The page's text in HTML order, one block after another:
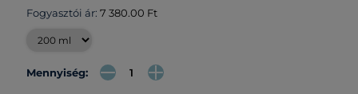
Fogyasztói ár: 7 380.00 Ft
Mennyiség: